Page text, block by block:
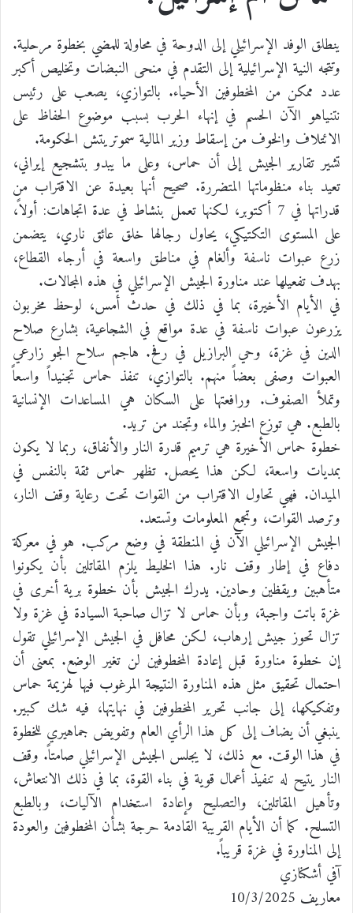
ينطلق الوفد الإسرائيلي إلى الدوحة في محاولة للمضي بخطوة مرحلية.
وتتجه النية الإسرائيلية إلى التقدم في منحى النبضات وتخليص أكبر
عدد ممكن من المخطوفين الأحياء. بالتوازي، يصعب على رئيس
نتنياهو الآن الحسم في إنهاء الحرب بسبب موضوع الحفاظ على
الائتلاف والخوف من إسقاط وزير المالية سموتريتش الحكومة.
تشير تقارير الجيش إلى أن حماس، وعلى ما يبدو بتشجيع إيراني،
تعيد بناء منظوماتها المتضررة. صحيح أنها بعيدة عن الاقتراب من
قدراتها في 7 أكتوبر، لكنها تعمل بنشاط في عدة اتجاهات: أولاً،
على المستوى التكتيكي، يحاول رجالها خلق عائق ناري، يتضمن
زرع عبوات ناسفة وألغام في مناطق واسعة في أرجاء القطاع،
بهدف تفعيلها عند مناورة الجيش الإسرائيلي في هذه المجالات.
في الأيام الأخيرة، بما في ذلك في حدث أمس، لوحظ مخربون
يزرعون عبوات ناسفة في عدة مواقع في الشجاعية، بشارع صلاح
الدين في غزة، وحي البرازيل في رفح. هاجم سلاح الجو زارعي
العبوات وصفى بعضاً منهم. بالتوازي، تنفذ حماس تجنيداً واسعاً
وتملأ الصفوف. ورافعتها على السكان هي المساعدات الإنسانية
بالطبع. هي توزع الخبز والماء وتجند من تريد.
خطوة حماس الأخيرة هي ترميم قدرة النار والأنفاق، ربما لا يكون
بمديات واسعة، لكن هذا يحصل. تظهر حماس ثقة بالنفس في
الميدان. فهي تحاول الاقتراب من القوات تحت رعاية وقف النار،
وترصد القوات، وتجمع المعلومات وتستعد.
الجيش الإسرائيلي الآن في المنطقة في وضع مركب. هو في معركة
دفاع في إطار وقف نار. هذا الخليط يلزم المقاتلين بأن يكونوا
متأهبين ويقظين وحادين. يدرك الجيش بأن خطوة برية أخرى في
غزة باتت واجبة، وبأن حماس لا تزال صاحبة السيادة في غزة ولا
تزال تحوز جيش إرهاب، لكن محافل في الجيش الإسرائيلي تقول
إن خطوة مناورة قبل إعادة المخطوفين لن تغير الوضع. بمعنى أن
احتمال تحقيق مثل هذه المناورة النتيجة المرغوب فيها لهزيمة حماس
وتفكيكها، إلى جانب تحرير المخطوفين في نهايتها، فيه شك كبير.
ينبغي أن يضاف إلى كل هذا الرأي العام وتفويض جماهيري للخطوة
في هذا الوقت. مع ذلك، لا يجلس الجيش الإسرائيلي صامتاً. وقف
النار يتيح له تنفيذ أعمال قوية في بناء القوة، بما في ذلك الانتعاش،
وتأهيل المقاتلين، والتصليح وإعادة استخدام الآليات، وبالطبع
التسلح. كما أن الأيام القريبة القادمة حرجة بشأن المخطوفين والعودة
إلى المناورة في غزة قريباً.
آفي أشكنازي
معاريف 10/3/2025